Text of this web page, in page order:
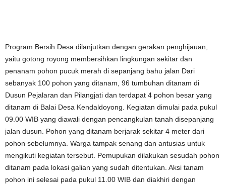
Program Bersih Desa dilanjutkan dengan gerakan penghijauan,
yaitu gotong royong membersihkan lingkungan sekitar dan
penanam pohon pucuk merah di sepanjang bahu jalan Dari
sebanyak 100 pohon yang ditanam, 96 tumbuhan ditanam di
Dusun Pejalaran dan Pilangjati dan terdapat 4 pohon besar yang
ditanam di Balai Desa Kendaldoyong. Kegiatan dimulai pada pukul
09.00 WIB yang diawali dengan pencangkulan tanah disepanjang
jalan dusun. Pohon yang ditanam berjarak sekitar 4 meter dari
pohon sebelumnya. Warga tampak senang dan antusias untuk
mengikuti kegiatan tersebut. Pemupukan dilakukan sesudah pohon
ditanam pada lokasi galian yang sudah ditentukan. Aksi tanam
pohon ini selesai pada pukul 11.00 WIB dan diakhiri dengan